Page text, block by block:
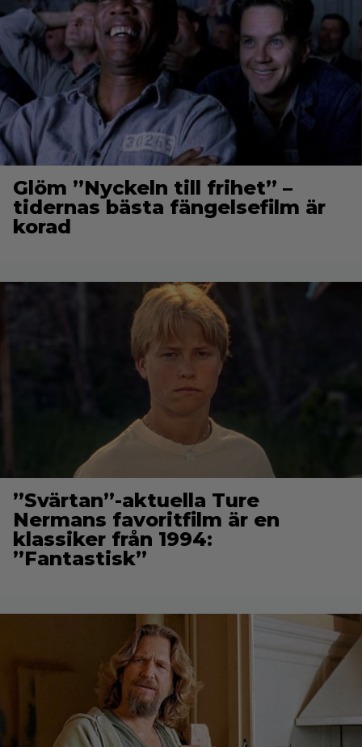
Glöm ”Nyckeln till frihet” –
tidernas bästa fängelsefilm är
korad
”Svärtan”-aktuella Ture
Nermans favoritfilm är en
klassiker från 1994:
”Fantastisk”